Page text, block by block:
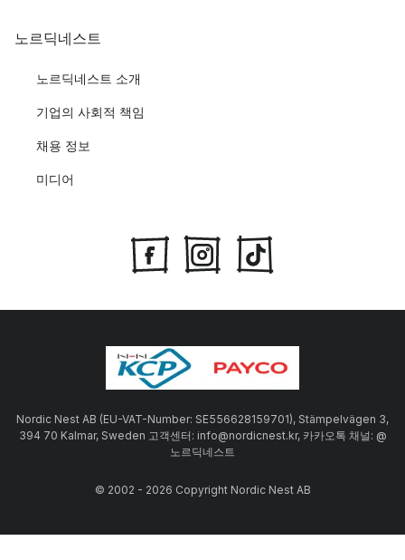
노르딕네스트
노르딕네스트 소개
기업의 사회적 책임
채용 정보
미디어
Nordic Nest AB (EU-VAT-Number: SE556628159701), Stämpelvägen 3,
394 70 Kalmar, Sweden 고객센터: info@nordicnest.kr, 카카오톡 채널: @
노르딕네스트
© 2002 - 2026 Copyright Nordic Nest AB